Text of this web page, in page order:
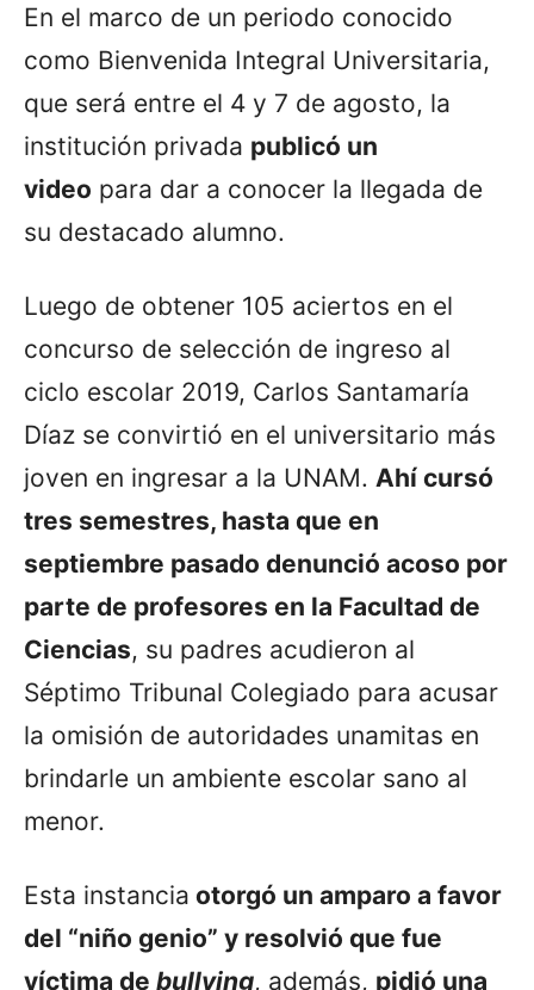
En el marco de un periodo conocido
como Bienvenida Integral Universitaria,
que será entre el 4 y 7 de agosto, la
institución privada publicó un
video para dar a conocer la llegada de
su destacado alumno.
Luego de obtener 105 aciertos en el
concurso de selección de ingreso al
ciclo escolar 2019, Carlos Santamaría
Díaz se convirtió en el universitario más
joven en ingresar a la UNAM. Ahí cursó
tres semestres, hasta que en
septiembre pasado denunció acoso por
parte de profesores en la Facultad de
Ciencias, su padres acudieron al
Séptimo Tribunal Colegiado para acusar
la omisión de autoridades unamitas en
brindarle un ambiente escolar sano al
menor.
Esta instancia otorgó un amparo a favor
del “niño genio” y resolvió que fue
víctima de bullying, además, pidió una